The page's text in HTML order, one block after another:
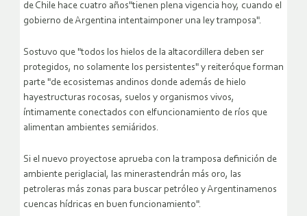
de Chile hace cuatro años"tienen plena vigencia hoy, cuando el
gobierno de Argentina intentaimponer una ley tramposa".
Sostuvo que "todos los hielos de la altacordillera deben ser
protegidos, no solamente los persistentes" y reiteróque forman
parte "de ecosistemas andinos donde además de hielo
hayestructuras rocosas, suelos y organismos vivos,
íntimamente conectados con elfuncionamiento de ríos que
alimentan ambientes semiáridos.
Si el nuevo proyectose aprueba con la tramposa definición de
ambiente periglacial, las minerastendrán más oro, las
petroleras más zonas para buscar petróleo y Argentinamenos
cuencas hídricas en buen funcionamiento".